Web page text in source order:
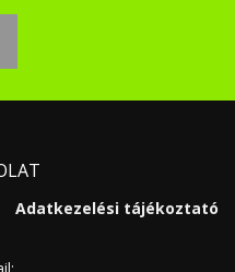
Adatkezelési tájékoztató